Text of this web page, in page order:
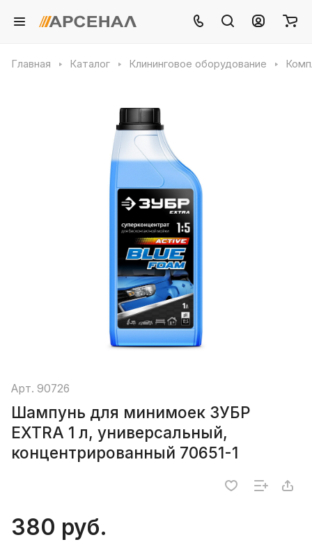
Главная Каталог Клининговое оборудование
Арт. 90726
Шампунь для минимоек ЗУБР
EXTRA 1 л, универсальный,
концентрированный 70651-1
380 руб.